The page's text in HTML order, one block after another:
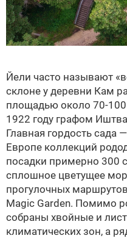
Йели часто называют
склоне у деревни Кам
площадью около 70-100
1922 году графом
Главная гордость сада
Европе коллекций
посадки примерно 300
сплошное цветущее
прогулочных
Magic Garden. Помимо
собраны хвойные и
климатических зон, а